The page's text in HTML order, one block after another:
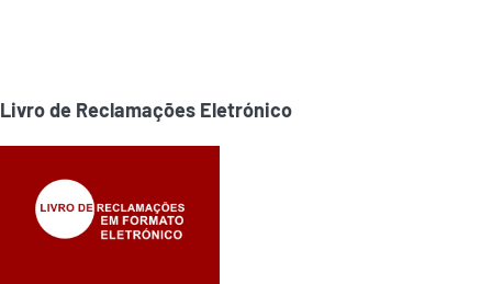
Livro de Reclamações Eletrónico